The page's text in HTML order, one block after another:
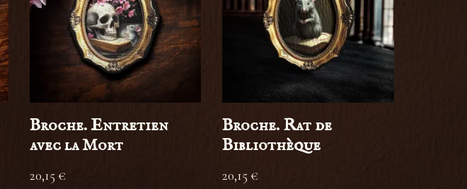
Broche. Entretien
avec la Mort
20,15 €
Broche. Rat de
Bibliothèque
20,15€